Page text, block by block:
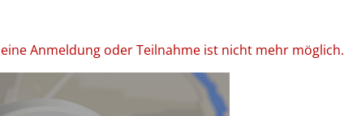
Anmeldung oder Teilnahme ist nicht mehr möglich.